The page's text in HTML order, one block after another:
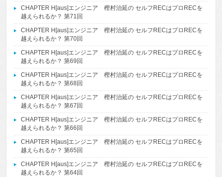
CHAPTER H[aus]エンジニア 樫村治延の セルフRECはプロRECを
越えられるか？ 第71回
CHAPTER H[aus]エンジニア 樫村治延の セルフRECはプロRECを
越えられるか？ 第70回
CHAPTER H[aus]エンジニア 樫村治延の セルフRECはプロRECを
越えられるか？ 第69回
CHAPTER H[aus]エンジニア 樫村治延の セルフRECはプロRECを
越えられるか？ 第68回
CHAPTER H[aus]エンジニア 樫村治延の セルフRECはプロRECを
越えられるか？ 第67回
CHAPTER H[aus]エンジニア 樫村治延の セルフRECはプロRECを
越えられるか？ 第66回
CHAPTER H[aus]エンジニア 樫村治延の セルフRECはプロRECを
越えられるか？ 第65回
CHAPTER H[aus]エンジニア 樫村治延の セルフRECはプロRECを
越えられるか？ 第64回